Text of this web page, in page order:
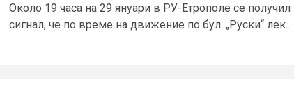
Около 19 часа на 29 януари в РУ-Етрополе се получил
сигнал, че по време на движение по бул. „Руски“ лек...